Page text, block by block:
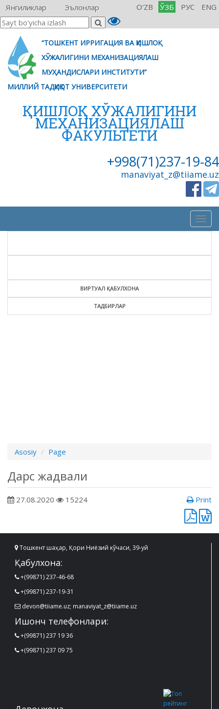
Янгиликлар Эълонлар O'ZB ЎЗБ РУС ENG
“ТОШКЕНТ ИРРИГАЦИЯ ВА ҚИШЛОҚ
ХЎЖАЛИГИНИ МЕХАНИЗАЦИЯЛАШ
МУҲАНДИСЛАРИ ИНСТИТУТИ”
МИЛЛИЙ ТАДҚИҚОТ УНИВЕРСИТЕТИ
ҚИШЛОҚ ХЎЖАЛИГИНИ
МЕХАНИЗАЦИЯЛАШ
ФАКУЛЬТЕТИ
+998(71)237-19-84
manaviyat_z@tiiame.uz
ВИРТУАЛ ҚАБУЛХОНА
ТАДБИРЛАР
Asosiy Page
Дарс жадвали
27.08.2020 15224 Print
Тошкент шаҳар, Қори Ниёзий кўчаси, 39-уй
Қабулхона:
+(99871) 237-46-68
+(99871) 237-19-31
devon@tiiame.uz; manaviyat_z@tiiame.uz
Ишонч телефонлари:
+(99871) 237 19 36
+(99871) 237 09 75